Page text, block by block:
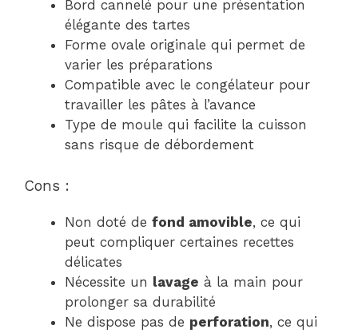
Bord cannelé pour une présentation
élégante des tartes
Forme ovale originale qui permet de
varier les préparations
Compatible avec le congélateur pour
travailler les pâtes à l’avance
Type de moule qui facilite la cuisson
sans risque de débordement
Cons :
Non doté de fond amovible, ce qui
peut compliquer certaines recettes
délicates
Nécessite un lavage à la main pour
prolonger sa durabilité
Ne dispose pas de perforation, ce qui